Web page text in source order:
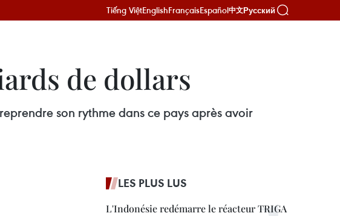
Tiếng ViệtEnglishFrançaisEspañol中文Русский
de dollars
son rythme dans ce pays après avoir
LES PLUS LUS
L'Indonésie redémarre le réacteur TRIGA